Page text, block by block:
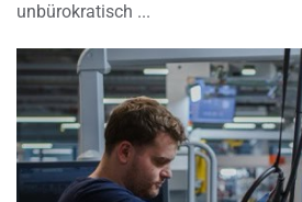
unbürokratisch